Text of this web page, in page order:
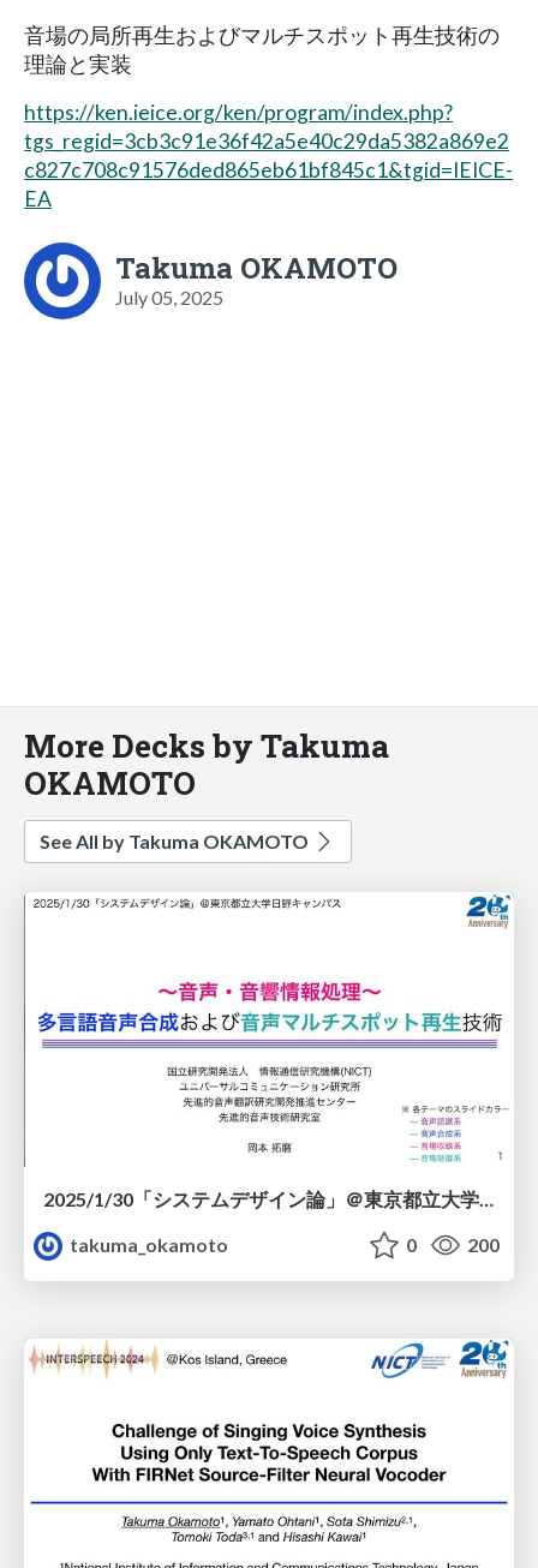
音場の局所再生およびマルチスポット再生技術の
理論と実装
https://ken.ieice.org/ken/program/index.php?
tgs_regid=3cb3c91e36f42a5e40c29da5382a869e2
c827c708c91576ded865eb61bf845c1&tgid=IEICE-
EA
Takuma OKAMOTO
July 05, 2025
More Decks by Takuma
OKAMOTO
See All by Takuma OKAMOTO
2025/1/30「システムデザイン論」＠東京都立大学日野キャンパス
takuma_okamoto
0 200